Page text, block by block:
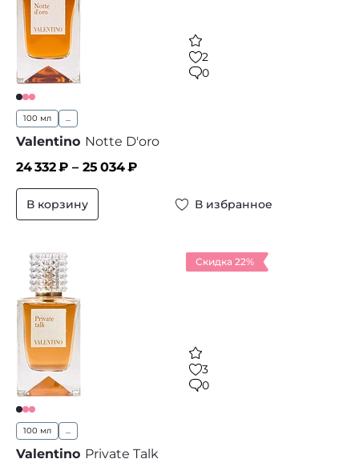
2
0
100 мл ...
Valentino Notte D'oro
24 332₽ – 25 034₽
В корзину В избранное
Скидка 22%
3
0
100 мл ...
Valentino Private Talk